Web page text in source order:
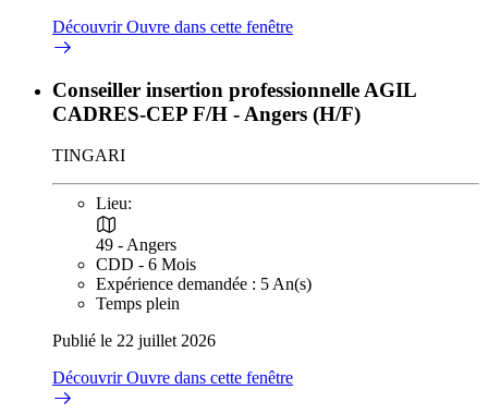
DécouvrirOuvre dans cette fenêtre
Conseiller insertion professionnelle AGIL
CADRES-CEP F/H - Angers (H/F)
TINGARI
Lieu:
49 - Angers
CDD - 6 Mois
Expérience demandée : 5 An(s)
Temps plein
Publié le 22 juillet 2026
DécouvrirOuvre dans cette fenêtre